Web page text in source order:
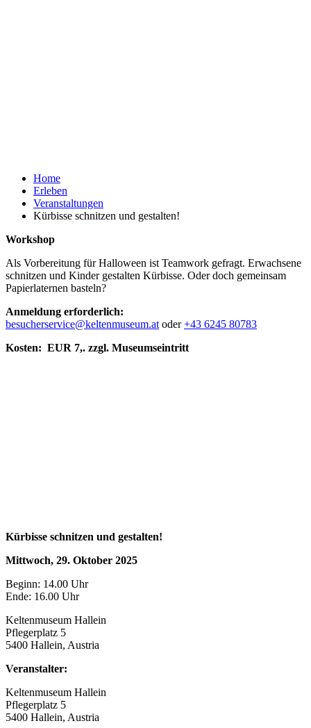
Home
Erleben
Veranstaltungen
Kürbisse schnitzen und gestalten!
Workshop
Als Vorbereitung für Halloween ist Teamwork gefragt. Erwachsene
schnitzen und Kinder gestalten Kürbisse. Oder doch gemeinsam
Papierlaternen basteln?
Anmeldung erforderlich:
besucherservice@keltenmuseum.at oder+43 6245 80783
Kosten: EUR 7,. zzgl. Museumseintritt
Kürbisse schnitzen und gestalten!
Mittwoch, 29. Oktober 2025
Beginn: 14.00 Uhr
Ende: 16.00 Uhr
Keltenmuseum Hallein
Pflegerplatz 5
5400 Hallein, Austria
Veranstalter:
Keltenmuseum Hallein
Pflegerplatz 5
5400 Hallein, Austria